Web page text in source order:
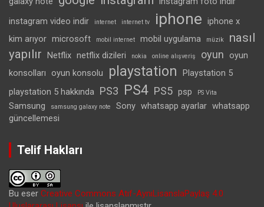
instagram video indir
internet internet tv iphone iphone x
kim arıyor microsoft mobil internet mobil uygulama müzik
nasıl
yapılır Netflix netflix dizileri nokia online alışveriş oyun
oyun
konsolları
oyun konsolu playstation
Playstation 5
playstation 5 hakkında PS3 PS4 PS5 psp PS Vita
Samsung samsung galaxy note Sony whatsapp ayarlar whatsapp
güncellemesi
Telif Hakları
Bu eser Creative Commons Atıf-AynıLisanslaPaylaş 4.0